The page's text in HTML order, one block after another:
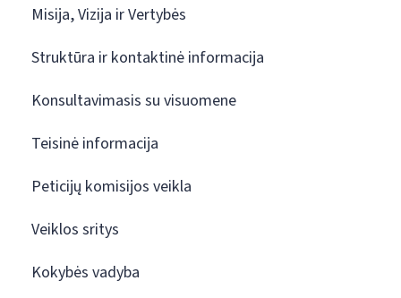
Misija, Vizija ir Vertybės
Struktūra ir kontaktinė informacija
Konsultavimasis su visuomene
Teisinė informacija
Peticijų komisijos veikla
Veiklos sritys
Kokybės vadyba